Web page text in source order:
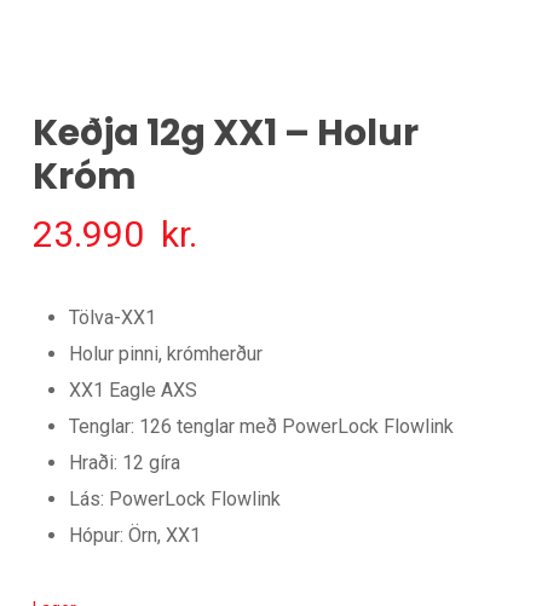
Keðja 12g XX1 – Holur
Króm
23.990 kr.
Tölva-XX1
Holur pinni, krómherður
XX1 Eagle AXS
Tenglar: 126 tenglar með PowerLock Flowlink
Hraði: 12 gíra
Lás: PowerLock Flowlink
Hópur: Örn, XX1